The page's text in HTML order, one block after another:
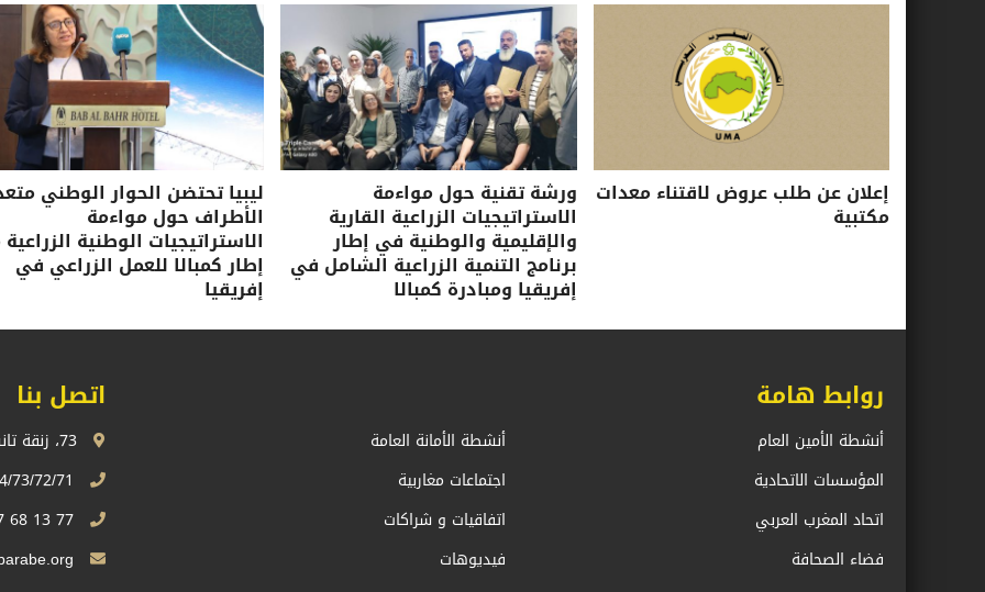
إعلان عن طلب عروض لاقتناء معدات
مكتبية
ورشة تقنية حول مواءمة
الاستراتيجيات الزراعية القارية
والإقليمية والوطنية في إطار
برنامج التنمية الزراعية الشامل في
إفريقيا ومبادرة كمبالا
ليبيا تحتضن الحوار الوطني
الأطراف حول مواءمة
الاستراتيجيات الوطنية
إطار كمبالا للعمل الزراعي في
إفريقيا
روابط هامة
أنشطة الأمين العام
أنشطة الأمانة العامة
المؤسسات الاتحادية
اجتماعات مغاربية
اتحاد المغرب العربي
اتفاقيات و شراكات
فضاء الصحافة
فيديوهات
اتصل بنا